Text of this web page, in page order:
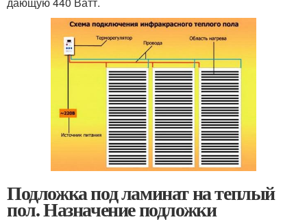
Подложка под ламинат на теплый
пол. Назначение подложки